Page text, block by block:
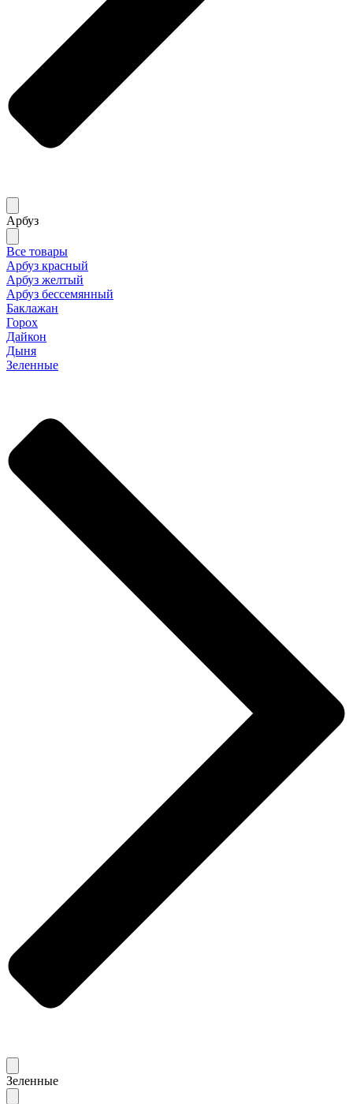
Арбуз
Все товары
Арбуз красный
Арбуз желтый
Арбуз бессемянный
Баклажан
Горох
Дайкон
Дыня
Зеленные
Зеленные